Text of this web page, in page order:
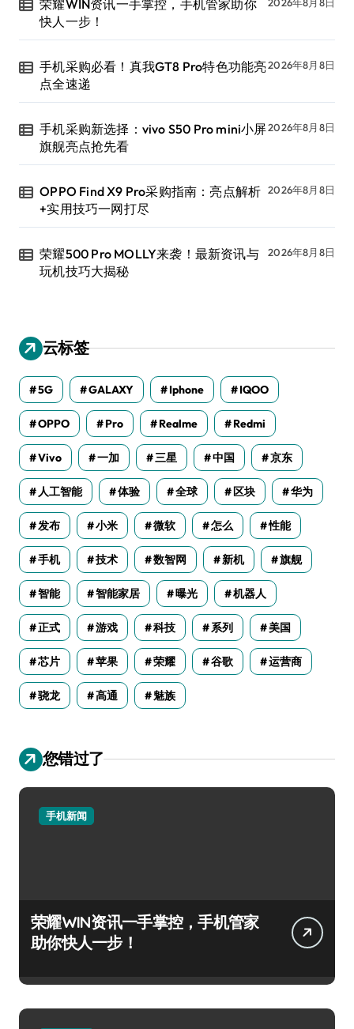
荣耀WIN资讯一手掌控，手机管家助你
快人一步！
手机采购必看！真我GT8 Pro特色功能亮
点全速递
2026年8月8日
手机采购新选择：vivo S50 Pro mini小屏
旗舰亮点抢先看
2026年8月8日
OPPO Find X9 Pro采购指南：亮点解析
+实用技巧一网打尽
2026年8月8日
荣耀500 Pro MOLLY来袭！最新资讯与
玩机技巧大揭秘
2026年8月8日
云标签
5G GALAXY Iphone IQOO
OPPO Pro Realme Redmi
Vivo 一加 三星 中国 京东
人工智能 体验 全球 区块 华为
发布 小米 微软 怎么 性能
手机 技术 数智网 新机 旗舰
智能 智能家居 曝光 机器人
正式 游戏 科技 系列 美国
芯片 苹果 荣耀 谷歌 运营商
骁龙 高通 魅族
您错过了
手机新闻
荣耀WIN资讯一手掌控，手机管家
助你快人一步！